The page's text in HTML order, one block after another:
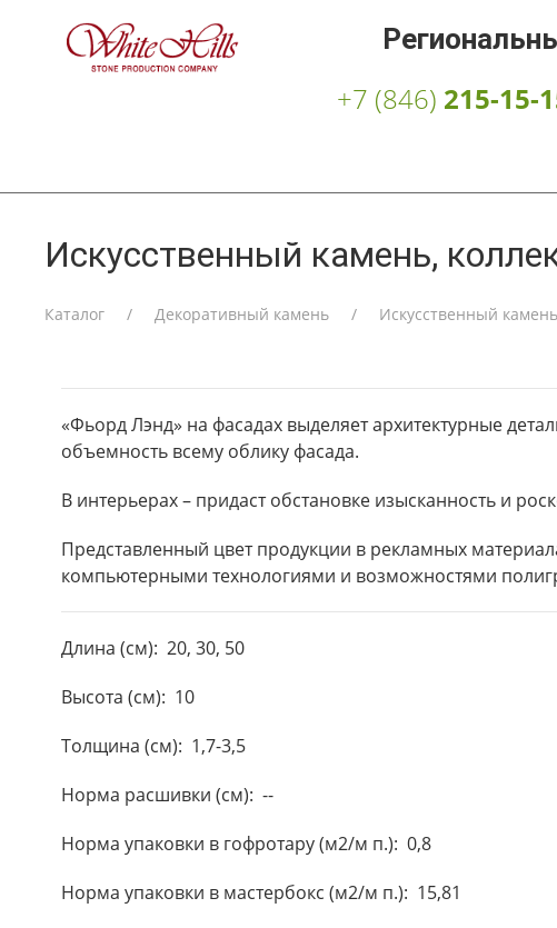
+7 (846) 215-15-
Искусственный камень,
Каталог Декоративный камень Искусственный
«Фьорд Лэнд» на фасадах выделяет архитектурные
объемность всему облику фасада.
В интерьерах – придаст обстановке изысканность и
Представленный цвет продукции в рекламных
компьютерными технологиями и возможностями
Длина (см): 20, 30, 50
Высота (см): 10
Толщина (см): 1,7-3,5
Норма расшивки (см): --
Норма упаковки в гофротару (м2/м п.): 0,8
Норма упаковки в мастербокс (м2/м п.): 15,81